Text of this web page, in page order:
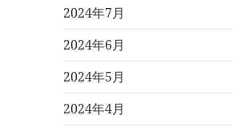
2024年7月
2024年6月
2024年5月
2024年4月